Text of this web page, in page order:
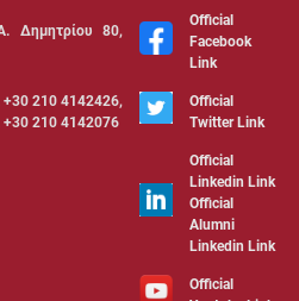
Δημητρίου 80,
Official
Facebook
Link
210 4142426,
210 4142076
Official
Twitter Link
Official
Linkedin Link
Official
Alumni
Linkedin Link
Official